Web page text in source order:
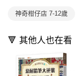
權轉讓予恩沛科技股份
３．未成年的使用者請
任。
４．使用「AFTEE先享
神奇柑仔店 7-12歲
🔻 其他人也在看